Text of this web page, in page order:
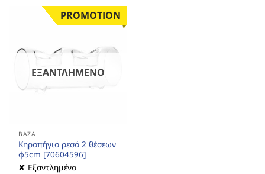
PROMOTION
ΕΞΑΝΤΛΗΜΈΝΟ
ΒΆΖΑ
Κηροπήγιο ρεσό 2 θέσεων
φ5cm [70604596]
✘ Εξαντλημένο